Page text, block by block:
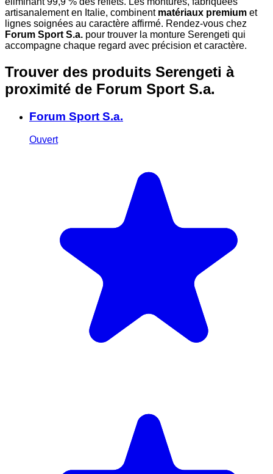
artisanalement en Italie, combinent matériaux premium et
lignes soignées au caractère affirmé. Rendez-vous chez
Forum Sport S.a. pour trouver la monture Serengeti qui
accompagne chaque regard avec précision et caractère.
Trouver des produits Serengeti à
proximité de Forum Sport S.a.
Forum Sport S.a.
Ouvert